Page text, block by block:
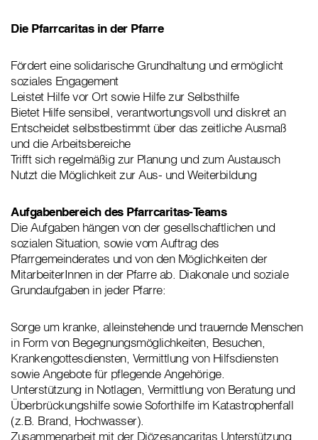
Die Pfarrcaritas in der Pfarre
Fördert eine solidarische Grundhaltung und ermöglicht
soziales Engagement
Leistet Hilfe vor Ort sowie Hilfe zur Selbsthilfe
Bietet Hilfe sensibel, verantwortungsvoll und diskret an
Entscheidet selbstbestimmt über das zeitliche Ausmaß
und die Arbeitsbereiche
Trifft sich regelmäßig zur Planung und zum Austausch
Nutzt die Möglichkeit zur Aus- und Weiterbildung
Aufgabenbereich des Pfarrcaritas-Teams
Die Aufgaben hängen von der gesellschaftlichen und
sozialen Situation, sowie vom Auftrag des
Pfarrgemeinderates und von den Möglichkeiten der
MitarbeiterInnen in der Pfarre ab. Diakonale und soziale
Grundaufgaben in jeder Pfarre:
Sorge um kranke, alleinstehende und trauernde Menschen
in Form von Begegnungsmöglichkeiten, Besuchen,
Krankengottesdiensten, Vermittlung von Hilfsdiensten
sowie Angebote für pflegende Angehörige.
Unterstützung in Notlagen, Vermittlung von Beratung und
Überbrückungshilfe sowie Soforthilfe im Katastrophenfall
(z.B. Brand, Hochwasser).
Zusammenarbeit mit der Diözesancaritas Unterstützung